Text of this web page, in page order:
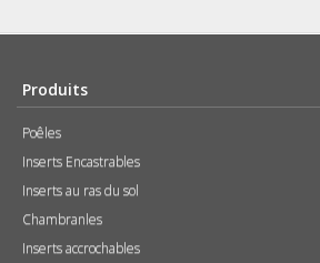
Produits
Poêles
Inserts Encastrables
Inserts au ras du sol
Chambranles
Inserts accrochables